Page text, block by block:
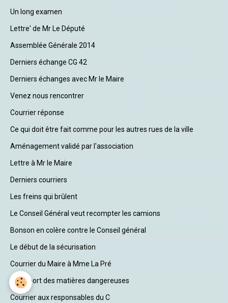
Un long examen
Lettre' de Mr Le Député
Assemblée Générale 2014
Derniers échange CG 42
Derniers échanges avec Mr le Maire
Venez nous rencontrer
Courrier réponse
Ce qui doit être fait comme pour les autres rues de la ville
Aménagement validé par l'association
Lettre à Mr le Maire
Derniers courriers
Les freins qui brûlent
Le Conseil Général veut recompter les camions
Bonson en colère contre le Conseil général
Le début de la sécurisation
Courrier du Maire à Mme La Pré
Transport des matières dangereuses
Courrier aux responsables du C